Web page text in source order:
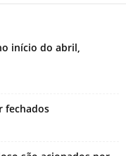
início do abril,
fechados